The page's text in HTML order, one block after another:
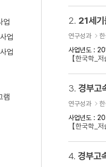
정조 OR 정약용 “정조” 또는 “
료를 검색
업
업
업
램
2. 21세기
연구성과
사업년도 :
【한국학
3. 경부고
연구성과
사업년도 :
【한국학
4. 경부고